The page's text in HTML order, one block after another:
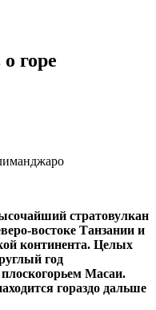
горе
стратовулкан
востоке Танзании и
континента. Целых
год
Масаи.
гораздо дальше